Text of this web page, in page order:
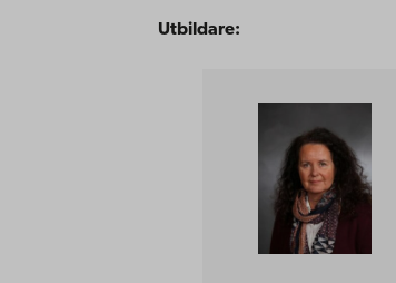
Utbildare: